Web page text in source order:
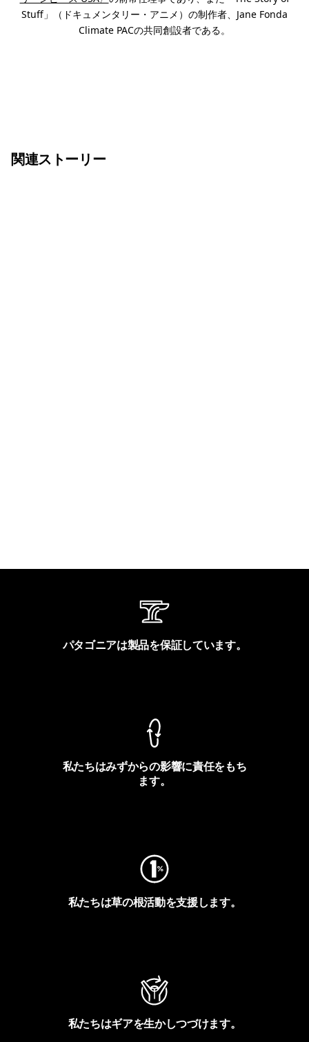
Stuff」（ドキュメンタリー・アニメ）の制作者、Jane Fonda
Climate PACの共同創設者である。
関連ストーリー
パタゴニアは製品を保証しています。
私たちはみずからの影響に責任をもち
ます。
私たちは草の根活動を支援します。
私たちはギアを生かしつづけます。